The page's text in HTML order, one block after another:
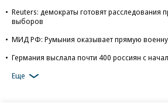
Reuters: демократы готовят расследования
выборов
МИД РФ: Румыния оказывает прямую
Германия выслала почти 400 россиян с
Еще